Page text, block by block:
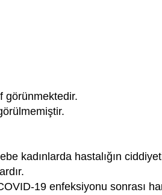
görünmektedir.
kadınlarda hastalığın
19 enfeksiyonu sonrası